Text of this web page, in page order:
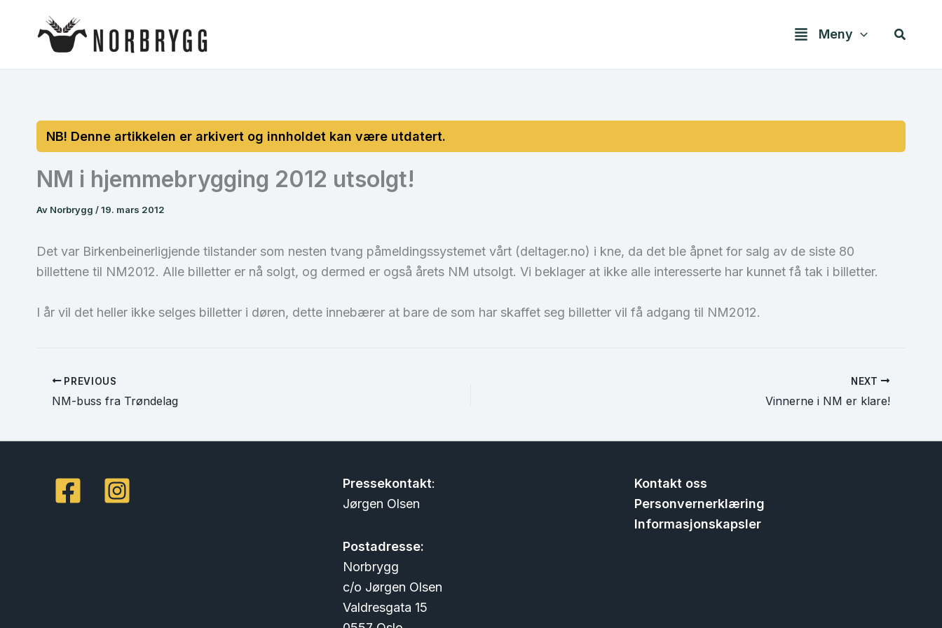
Meny Søk
NM i hjemmebrygging 2012 utsolgt!
Av Norbrygg /19. mars 2012
Det var Birkenbeinerligjende tilstander som nesten tvang påmeldingssystemet vårt (deltager.no) i kne, da det ble åpnet for salg av de siste 80
billettene til NM2012. Alle billetter er nå solgt, og dermed er også årets NM utsolgt. Vi beklager at ikke alle interesserte har kunnet få tak i billetter.
I år vil det heller ikke selges billetter i døren, dette innebærer at bare de som har skaffet seg billetter vil få adgang til NM2012.
PREVIOUS
NM-buss fra Trøndelag
NEXT
Vinnerne i NM er klare!
Pressekontakt:
Jørgen Olsen
Postadresse:
Norbrygg
c/o Jørgen Olsen
Valdresgata 15
Kontakt oss
Personvernerklæring
Informasjonskapsler